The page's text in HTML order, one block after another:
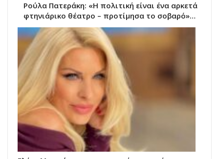
Ρούλα Πατεράκη: «Η πολιτική είναι ένα αρκετά
φτηνιάρικο θέατρο – προτίμησα το σοβαρό»…